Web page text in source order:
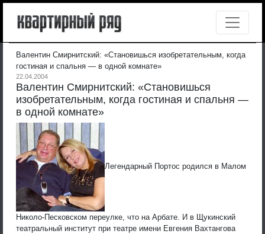
Валентин Смирнитский: «Становишься изобретательным, когда
гостиная и спальня — в одной комнате»
22.04.2004
Валентин Смирнитский: «Становишься
изобретательным, когда гостиная и спальня —
в одной комнате»
Легендарный Портос родился в Малом
Николо-Песковском переулке, что на Арбате. И в Щукинский
театральный институт при театре имени Евгения Вахтангова